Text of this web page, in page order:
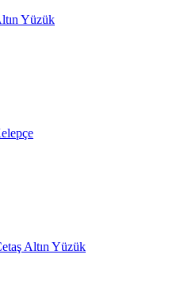
Yüzük
Altın Yüzük